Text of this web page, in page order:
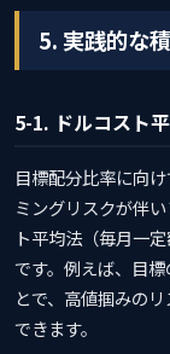
5. 実践的な
5-1. ドルコスト
目標配分比率に向
ミングリスクが伴
ト平均法（毎月一
です。例えば、目
とで、高値掴みの
できます。